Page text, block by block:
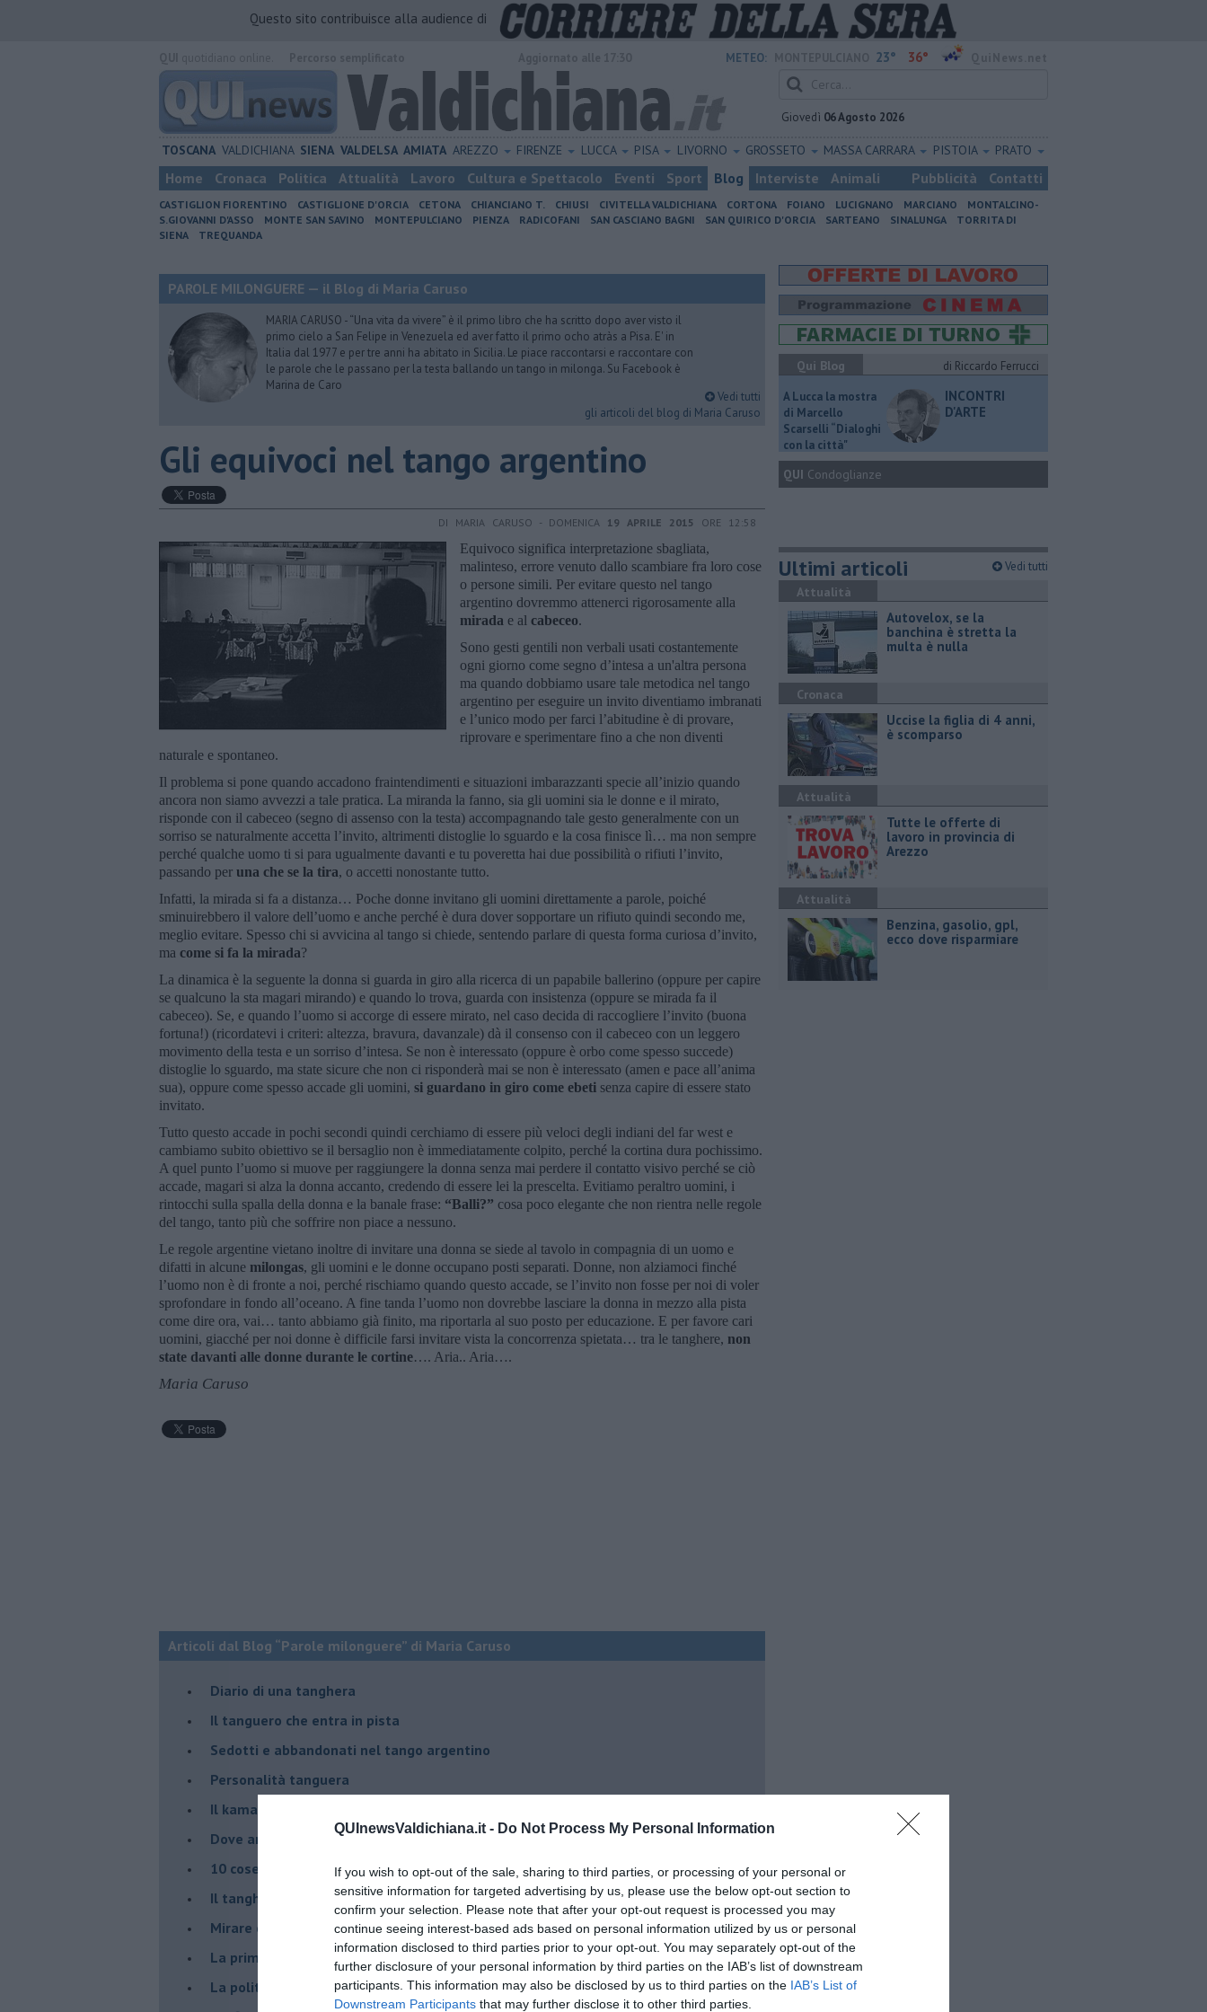
QUInewsValdichiana.it - Do Not Process My Personal Information
If you wish to opt-out of the sale, sharing to third parties, or processing of your personal or
sensitive information for targeted advertising by us, please use the below opt-out section to
confirm your selection. Please note that after your opt-out request is processed you may
continue seeing interest-based ads based on personal information utilized by us or personal
information disclosed to third parties prior to your opt-out. You may separately opt-out of the
further disclosure of your personal information by third parties on the IAB’s list of downstream
participants. This information may also be disclosed by us to third parties on the IAB’s List of
Downstream Participants that may further disclose it to other third parties.
Questo sito contribuisce alla audience di
METEO: 23° 36°
Giovedì 06 Agosto 2026
TOSCANA VALDICHIANA SIENA VALDELSA AMIATA AREZZO FIRENZE LUCCA PISA LIVORNO GROSSETO MASSA CARRARA PISTOIA PRATO
Home Cronaca Politica Attualità Lavoro Cultura e Spettacolo Eventi Sport Blog Interviste Animali Pubblicità Contatti
CASTIGLION FIORENTINO CASTIGLIONE D'ORCIA CETONA CHIANCIANO T. CHIUSI CIVITELLA VALDICHIANA CORTONA FOIANO LUCIGNANO MARCIANO
MONTALCINO-
S.GIOVANNI D'ASSO
MONTE SAN SAVINO MONTEPULCIANO PIENZA RADICOFANI SAN CASCIANO BAGNI SAN QUIRICO D'ORCIA SARTEANO SINALUNGA
TORRITA DI
SIENA
TREQUANDA
PAROLE MILONGUERE — il Blog di Maria Caruso
MARIA CARUSO - “Una vita da vivere” è il primo libro che ha scritto dopo aver visto il
primo cielo a San Felipe in Venezuela ed aver fatto il primo ocho atràs a Pisa. E' in
Italia dal 1977 e per tre anni ha abitato in Sicilia. Le piace raccontarsi e raccontare con
le parole che le passano per la testa ballando un tango in milonga. Su Facebook è
Marina de Caro
Vedi tutti
gli articoli del blog di Maria Caruso
Gli equivoci nel tango argentino
DI MARIA CARUSO - DOMENICA 19 APRILE 2015 ORE 12:58
Equivoco significa interpretazione sbagliata,
malinteso, errore venuto dallo scambiare fra loro cose
o persone simili. Per evitare questo nel tango
argentino dovremmo attenerci rigorosamente alla
mirada e al cabeceo.
Sono gesti gentili non verbali usati costantemente
ogni giorno come segno d’intesa a un'altra persona
ma quando dobbiamo usare tale metodica nel tango
argentino per eseguire un invito diventiamo imbranati
e l’unico modo per farci l’abitudine è di provare,
riprovare e sperimentare fino a che non diventi
naturale e spontaneo.
Il problema si pone quando accadono fraintendimenti e situazioni imbarazzanti specie all’inizio quando
ancora non siamo avvezzi a tale pratica. La miranda la fanno, sia gli uomini sia le donne e il mirato,
risponde con il cabeceo (segno di assenso con la testa) accompagnando tale gesto generalmente con un
sorriso se naturalmente accetta l’invito, altrimenti distoglie lo sguardo e la cosa finisce lì… ma non sempre
perché qualche uomo ti si para ugualmente davanti e tu poveretta hai due possibilità o rifiuti l’invito,
passando per una che se la tira, o accetti nonostante tutto.
Infatti, la mirada si fa a distanza… Poche donne invitano gli uomini direttamente a parole, poiché
sminuirebbero il valore dell’uomo e anche perché è dura dover sopportare un rifiuto quindi secondo me,
meglio evitare. Spesso chi si avvicina al tango si chiede, sentendo parlare di questa forma curiosa d’invito,
ma come si fa la mirada?
La dinamica è la seguente la donna si guarda in giro alla ricerca di un papabile ballerino (oppure per capire
se qualcuno la sta magari mirando) e quando lo trova, guarda con insistenza (oppure se mirada fa il
cabeceo). Se, e quando l’uomo si accorge di essere mirato, nel caso decida di raccogliere l’invito (buona
fortuna!) (ricordatevi i criteri: altezza, bravura, davanzale) dà il consenso con il cabeceo con un leggero
movimento della testa e un sorriso d’intesa. Se non è interessato (oppure è orbo come spesso succede)
distoglie lo sguardo, ma state sicure che non ci risponderà mai se non è interessato (amen e pace all’anima
sua), oppure come spesso accade gli uomini, si guardano in giro come ebeti senza capire di essere stato
invitato.
Tutto questo accade in pochi secondi quindi cerchiamo di essere più veloci degli indiani del far west e
cambiamo subito obiettivo se il bersaglio non è immediatamente colpito, perché la cortina dura pochissimo.
A quel punto l’uomo si muove per raggiungere la donna senza mai perdere il contatto visivo perché se ciò
accade, magari si alza la donna accanto, credendo di essere lei la prescelta. Evitiamo peraltro uomini, i
rintocchi sulla spalla della donna e la banale frase: “Balli?” cosa poco elegante che non rientra nelle regole
del tango, tanto più che soffrire non piace a nessuno.
Le regole argentine vietano inoltre di invitare una donna se siede al tavolo in compagnia di un uomo e
difatti in alcune milongas, gli uomini e le donne occupano posti separati. Donne, non alziamoci finché
l’uomo non è di fronte a noi, perché rischiamo quando questo accade, se l’invito non fosse per noi di voler
sprofondare in fondo all’oceano. A fine tanda l’uomo non dovrebbe lasciare la donna in mezzo alla pista
come dire ora, vai… tanto abbiamo già finito, ma riportarla al suo posto per educazione. E per favore cari
uomini, giacché per noi donne è difficile farsi invitare vista la concorrenza spietata… tra le tanghere, non
state davanti alle donne durante le cortine…. Aria.. Aria….
Maria Caruso
Articoli dal Blog “Parole milonguere” di Maria Caruso
Diario di una tanghera
Il tanguero che entra in pista
Sedotti e abbandonati nel tango argentino
Personalità tanguera
Il kamasutango
Dove andiamo stasera?
10 cose da non dire a fine tanda
Il tanghero odioso
Mirare con la PNL
La prima volta
La politica nel tango argentino
Qui Blog
di Riccardo Ferrucci
A Lucca la mostra
di Marcello
Scarselli “Dialoghi
con la città"
INCONTRI
D'ARTE
QUI Condoglianze
Ultimi articoli Vedi tutti
Attualità
Autovelox, se la
banchina è stretta la
multa è nulla
Cronaca
Uccise la figlia di 4 anni,
è scomparso
Attualità
​Tutte le offerte di
lavoro in provincia di
Arezzo
Attualità
​Benzina, gasolio, gpl,
ecco dove risparmiare